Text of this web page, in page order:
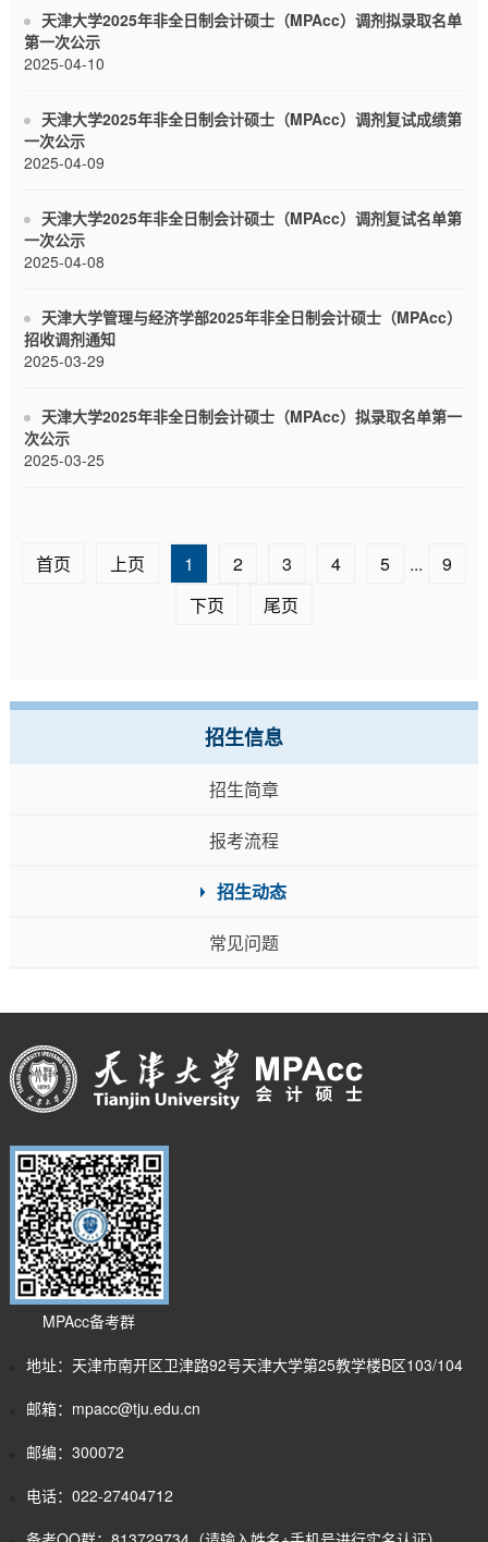
天津大学2025年非全日制会计硕士（MPAcc）调剂拟录取名单
第一次公示
2025-04-10
天津大学2025年非全日制会计硕士（MPAcc）调剂复试成绩第
一次公示
2025-04-09
天津大学2025年非全日制会计硕士（MPAcc）调剂复试名单第
一次公示
2025-04-08
天津大学管理与经济学部2025年非全日制会计硕士（MPAcc）
招收调剂通知
2025-03-29
天津大学2025年非全日制会计硕士（MPAcc）拟录取名单第一
次公示
2025-03-25
首页 上页 1 2 3 4 5 ...
9
下页
尾页
招生信息
招生简章
报考流程
招生动态
常见问题
MPAcc备考群
地址：天津市南开区卫津路92号天津大学第25教学楼B区103/104
邮箱：mpacc@tju.edu.cn
邮编：300072
电话：022-27404712